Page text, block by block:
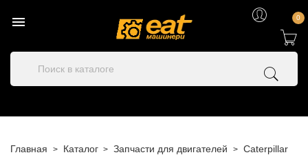
 0
Главная Каталог Запчасти для двигателей
Caterpillar